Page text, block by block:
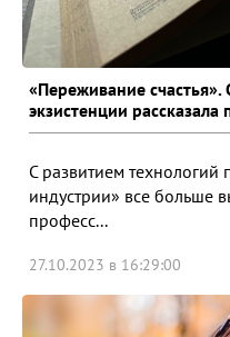
«Переживание
экзистенции
С развитием технологий
индустрии» все больше
професс...
27.10.2023 в 16:29:00